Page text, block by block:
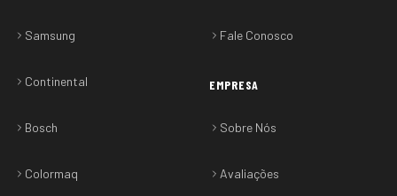
Samsung
Continental
Bosch
Colormaq
Fale Conosco
EMPRESA
Sobre Nós
Avaliações